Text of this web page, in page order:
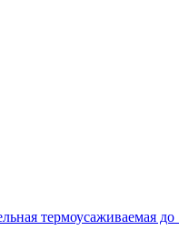
термоусаживаемая